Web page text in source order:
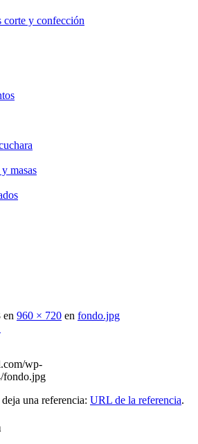
corte y confección
masas
en 960 × 720 en fondo.jpg
wp-
fondo.jpg
una referencia: URL de la referencia.